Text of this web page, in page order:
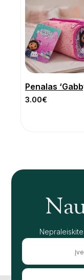
Penalas
3.00€